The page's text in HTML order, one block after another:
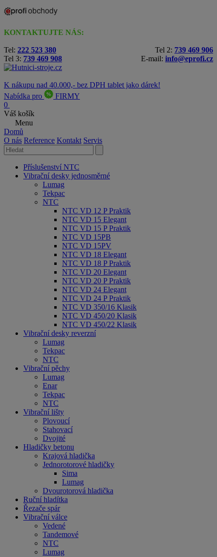
KONTAKTUJTE NÁS:
Tel: 222 523 380 Tel 2: 739 469 906
Tel 3: 739 469 908 E-mail: info@eprofi.cz
K nákupu nad 40.000,- bez DPH tablet jako dárek!
Nabídka pro
FIRMY
0
Váš košík
Menu
Domů
O nás Reference Kontakt Servis
Příslušenství NTC
Vibrační desky jednosměrné
Lumag
Tekpac
NTC
NTC VD 12 P Praktik
NTC VD 15 Elegant
NTC VD 15 P Praktik
NTC VD 15PB
NTC VD 15PV
NTC VD 18 Elegant
NTC VD 18 P Praktik
NTC VD 20 Elegant
NTC VD 20 P Praktik
NTC VD 24 Elegant
NTC VD 24 P Praktik
NTC VD 350/16 Klasik
NTC VD 450/20 Klasik
NTC VD 450/22 Klasik
Vibrační desky reverzní
Lumag
Tekpac
NTC
Vibrační pěchy
Lumag
Enar
Tekpac
NTC
Vibrační lišty
Plovoucí
Stahovací
Dvojité
Hladičky betonu
Krajová hladička
Jednorotorové hladičky
Sima
Lumag
Dvourotorová hladička
Ruční hladítka
Řezače spár
Vibrační válce
Vedené
Tandemové
NTC
Lumag